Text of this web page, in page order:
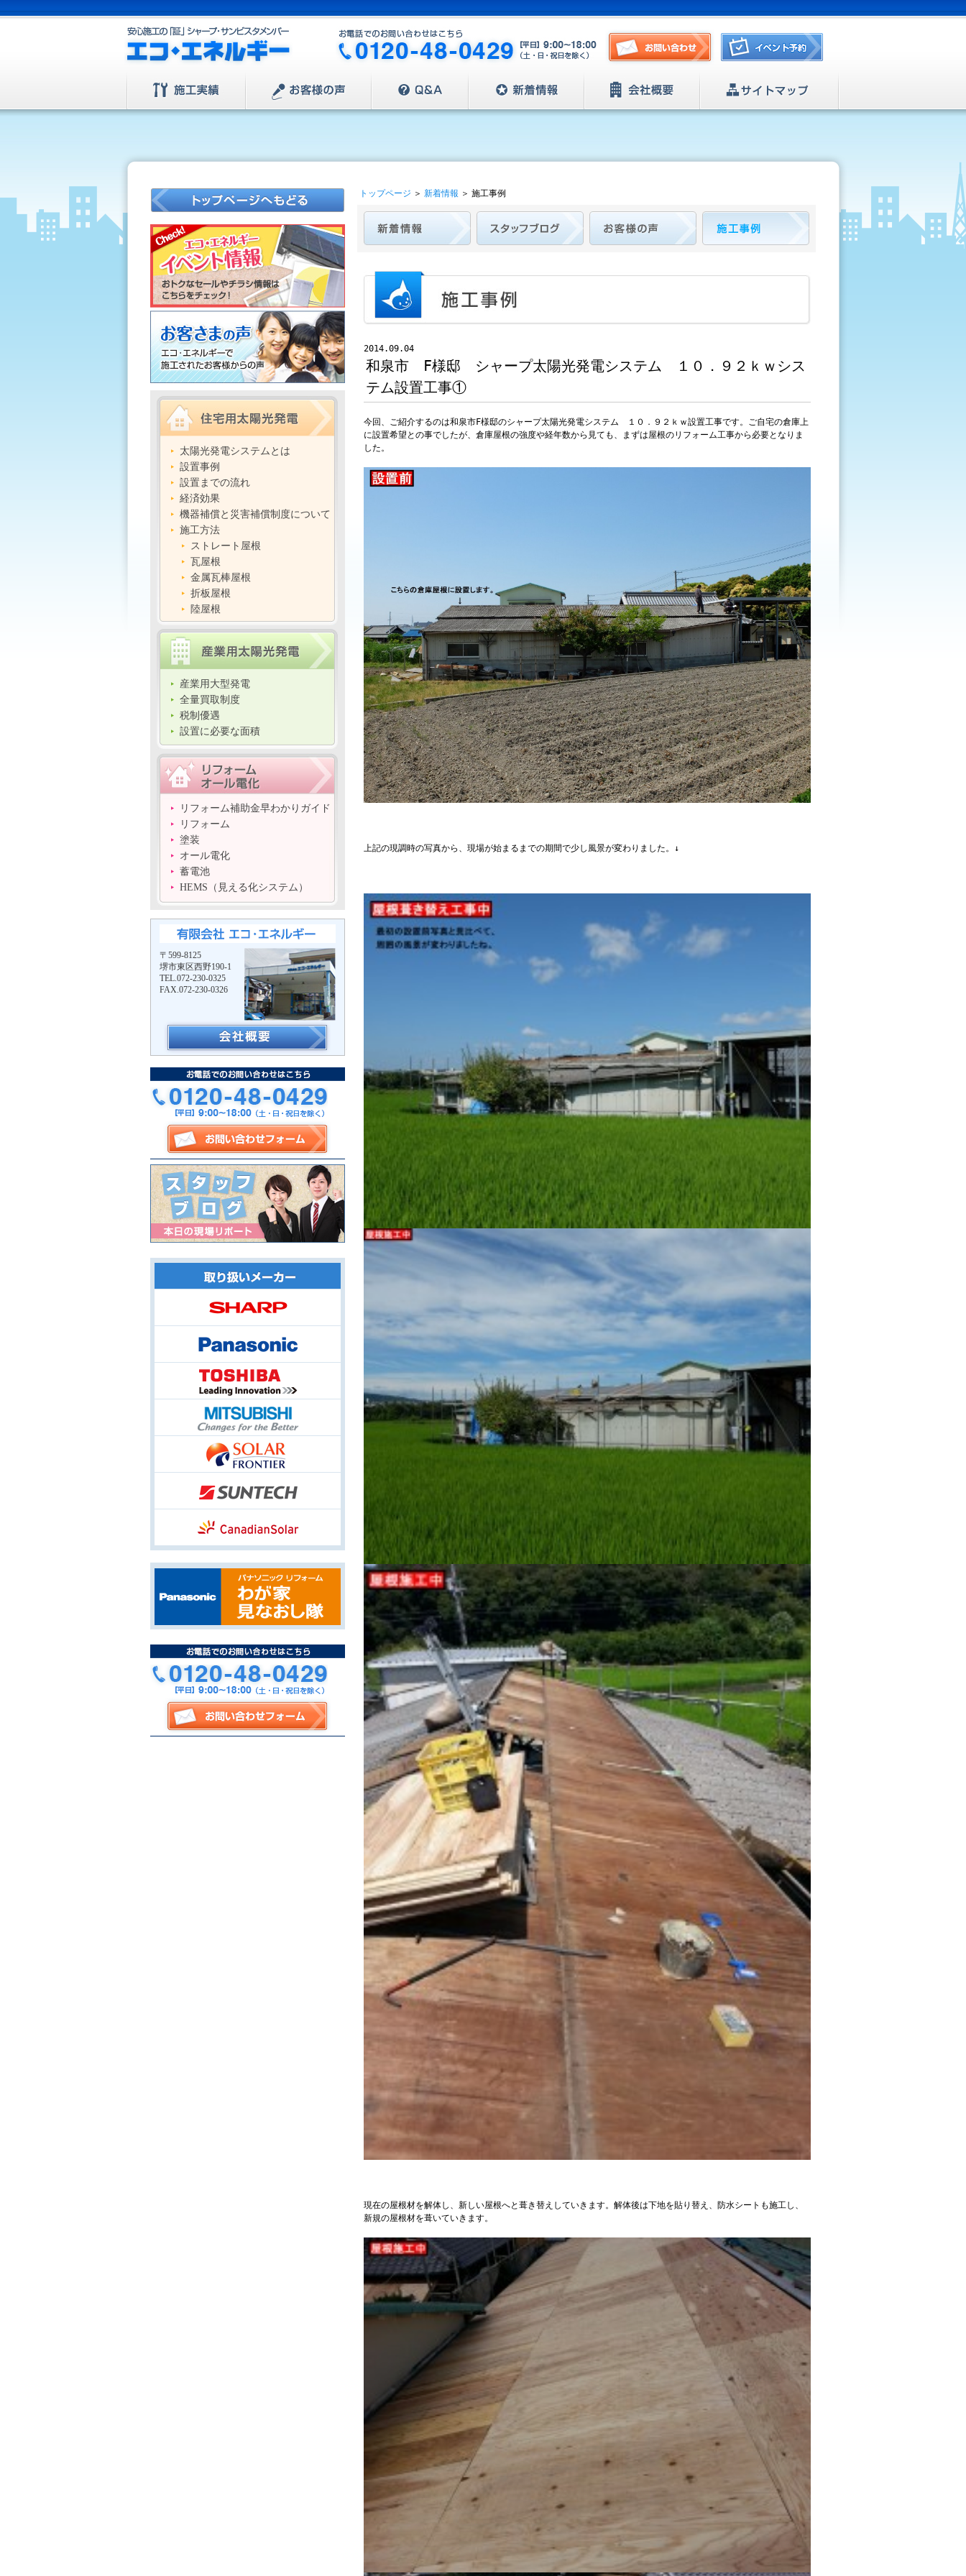
太陽光発電システムとは
設置事例
設置までの流れ
経済効果
機器補償と災害補償制度について
施工方法
ストレート屋根
瓦屋根
金属瓦棒屋根
折板屋根
陸屋根
産業用大型発電
全量買取制度
税制優遇
設置に必要な面積
リフォーム補助金早わかりガイド
リフォーム
塗装
オール電化
蓄電池
HEMS（見える化システム）
〒599-8125
堺市東区西野190-1
TEL.072-230-0325
FAX.072-230-0326
トップページ ＞ 新着情報 ＞ 施工事例
2014.09.04
和泉市 F様邸 シャープ太陽光発電システム １０．９２ｋｗシス
テム設置工事①
今回、ご紹介するのは和泉市F様邸のシャープ太陽光発電システム １０．９２ｋｗ設置工事です。ご自宅の倉庫上
に設置希望との事でしたが、倉庫屋根の強度や経年数から見ても、まずは屋根のリフォーム工事から必要となりま
した。
上記の現調時の写真から、現場が始まるまでの期間で少し風景が変わりました。↓
現在の屋根材を解体し、新しい屋根へと葺き替えしていきます。解体後は下地を貼り替え、防水シートも施工し、
新規の屋根材を葺いていきます。